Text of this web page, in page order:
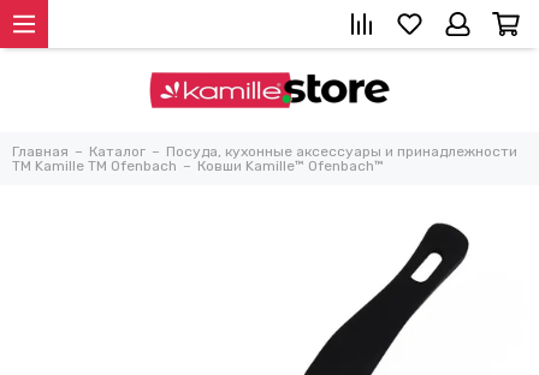
Главная Каталог
Посуда, кухонные аксессуары и принадлежности
TM Kamille TM Ofenbach
Ковши Kamille™ Ofenbach™